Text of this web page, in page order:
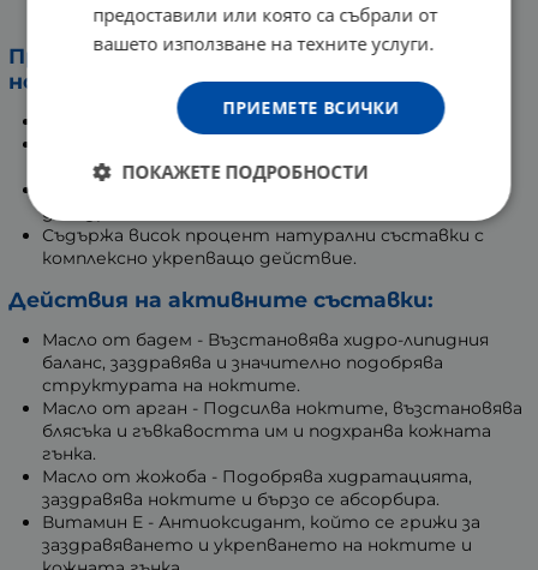
СНБ МАСЛО ЗА ТЕРАПИЯ НА НОКТИ 15 мл
Предимства на SNB Масло за терапия на
нокти:
Укрепва и възстановява слаби и увредени нокти.
кожната гънка.
Предпазва нокътната плочка и кожната гънка от
дехидратация.
Съдържа висок процент натурални съставки с
комплексно укрепващо действие.
Действия на активните съставки:
Масло от бадем - Възстановява хидро-липидния
баланс, заздравява и значително подобрява
структурата на ноктите.
Масло от арган - Подсилва ноктите, възстановява
блясъка и гъвкавостта им и подхранва кожната
гънка.
Масло от жожоба - Подобрява хидратацията,
заздравява ноктите и бързо се абсорбира.
Витамин E - Антиоксидант, който се грижи за
заздравяването и укрепването на ноктите и
предоставили или която са събрали от
вашето използване на техните услуги.
ПРИЕМЕТЕ ВСИЧКИ
ПОКАЖЕТЕ ПОДРОБНОСТИ